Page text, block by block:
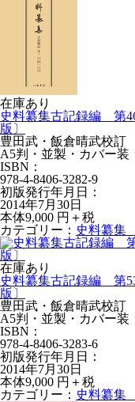
在庫あり
史料纂集古記録編 第
版〕
豊田武・飯倉晴武校訂
A5判・並製・カバー装
ISBN：
978-4-8406-3282-9
初版発行年月日：
2014年7月30日
本体9,000 円＋税
カテゴリー： 史料纂集
在庫あり
史料纂集古記録編 第
版〕
豊田武・飯倉晴武校訂
A5判・並製・カバー装
ISBN：
978-4-8406-3283-6
初版発行年月日：
2014年7月30日
本体9,000 円＋税
カテゴリー： 史料纂集